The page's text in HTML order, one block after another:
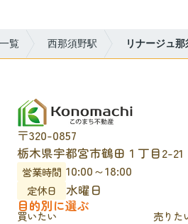
覧 西那須野駅 リナージュ
〒320-0857
栃木県宇都宮市鶴田１丁目2-
営業時間 10:00～18:00
定休日
水曜日
目的別に選ぶ
買いたい 売りた